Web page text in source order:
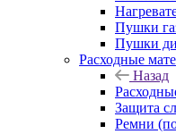
Пушки
Пушки
Расходные
Назад
Защита
Ремни